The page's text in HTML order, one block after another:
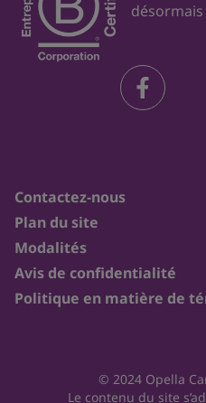
désormais
Contactez-nous
Plan du site
Modalités
Avis de confidentialité
Politique en matière de
© 2024 Opella
Le contenu du site